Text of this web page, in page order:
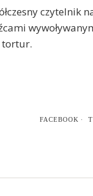
czytelnik
tortur.
FACEBOOK